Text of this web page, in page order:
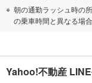
朝の通勤ラッシュ時の
の乗車時間と異なる場合
Yahoo!不動産